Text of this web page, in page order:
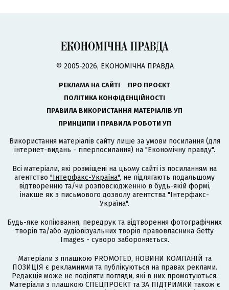
© 2005-2026, ЕКОНОМІЧНА ПРАВДА
РЕКЛАМА НА САЙТІ
ПРО ПРОЄКТ
ПОЛІТИКА КОНФІДЕНЦІЙНОСТІ
ПРАВИЛА ВИКОРИСТАННЯ МАТЕРІАЛІВ УП
ПРИНЦИПИ І ПРАВИЛА РОБОТИ УП
Використання матеріалів сайту лише за умови посилання (для
інтернет-видань - гіперпосилання) на "Економічну правду".
Всі матеріали, які розміщені на цьому сайті із посиланням на
агентство "Інтерфакс-Україна", не підлягають подальшому
відтворенню та/чи розповсюдженню в будь-якій формі,
інакше як з письмового дозволу агентства "Інтерфакс-
Україна".
Будь-яке копіювання, передрук та відтворення фотографічних
творів та/або аудіовізуальних творів правовласника Getty
Images - суворо забороняється.
Матеріали з плашкою PROMOTED, НОВИНИ КОМПАНІЙ та
ПОЗИЦІЯ є рекламними та публікуються на правах реклами.
Редакція може не поділяти погляди, які в них промотуються.
Матеріали з плашкою СПЕЦПРОЄКТ та ЗА ПІДТРИМКИ також є